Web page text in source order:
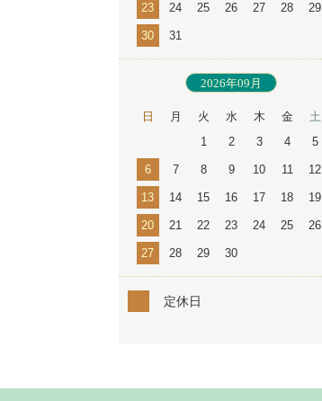
23 24 25 26 27 28 29
30 31
2026年09月
日 月 火 水 木 金
土
1
2 3 4 5
6 7 8 9 10 11 12
13 14 15 16 17 18 19
20 21 22 23 24 25 26
27 28 29 30
定休日